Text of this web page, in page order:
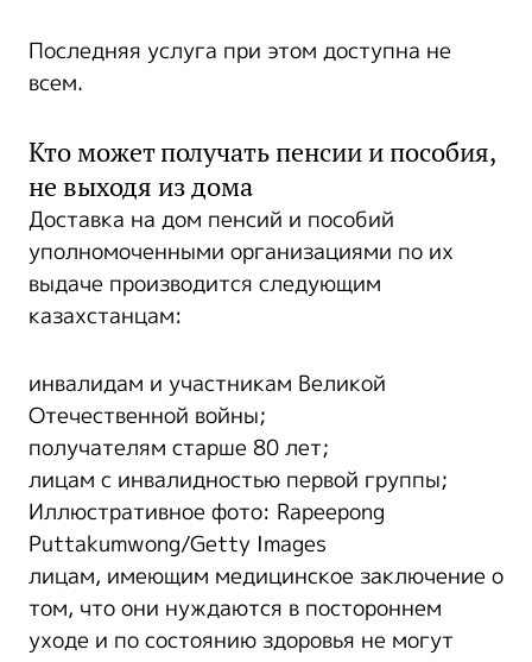
Последняя услуга при этом доступна не
всем.
Кто может получать пенсии и пособия,
не выходя из дома
Доставка на дом пенсий и пособий
уполномоченными организациями по их
выдаче производится следующим
казахстанцам:
инвалидам и участникам Великой
Отечественной войны;
получателям старше 80 лет;
лицам с инвалидностью первой группы;
Иллюстративное фото: Rapeepong
Puttakumwong/Getty Images
лицам, имеющим медицинское заключение о
том, что они нуждаются в постороннем
уходе и по состоянию здоровья не могут